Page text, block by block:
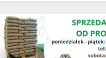
MENU